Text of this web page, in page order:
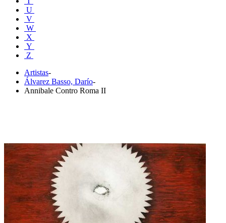
U
V
W
X
Y
Z
Artistas-
Álvarez Basso, Darío-
Annibale Contro Roma II